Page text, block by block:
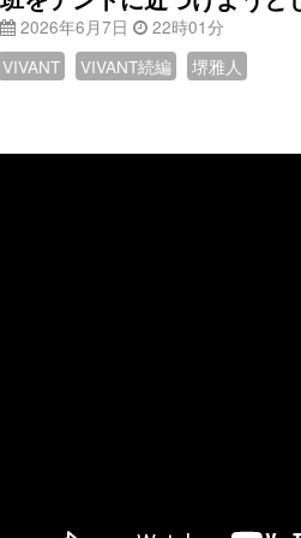
2026年6月7日
22時01分
VIVANT
VIVANT続編 堺雅人